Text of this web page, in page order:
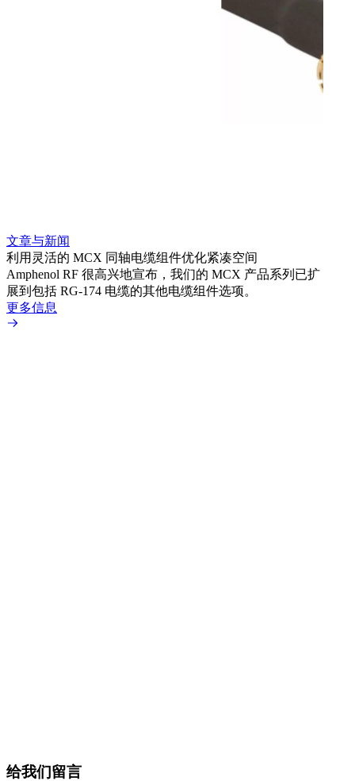
文章与新闻
利用灵活的 MCX 同轴电缆组件优化紧凑空间
Amphenol RF 很高兴地宣布，我们的 MCX 产品系列已扩
展到包括 RG-174 电缆的其他电缆组件选项。
更多信息
给我们留言